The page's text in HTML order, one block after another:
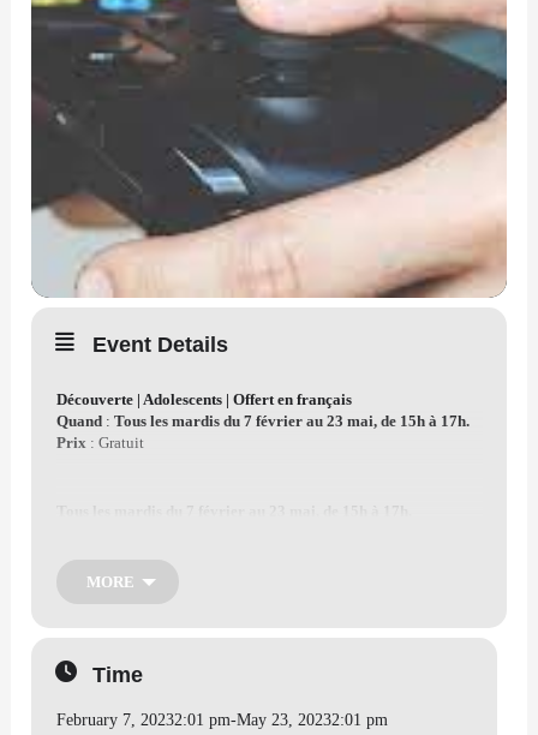
Event Details
Découverte | Adolescents | Offert en français
Quand :Tous les mardis du 7 février au 23 mai, de 15h à 17h.
Prix : Gratuit
Venez découvrir les nouveaux jeux de société et les jeux vidéo
MORE
Time
February 7, 20232:01 pm-May 23, 20232:01 pm